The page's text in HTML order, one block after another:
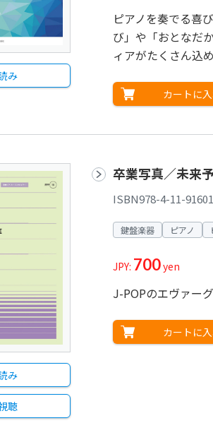
み
ピアノを奏でる喜
び」や「おとなだ
ィアがたくさん込
カートに
み
聴
卒業写真／未来
ISBN978-4-11-
鍵盤楽器 ピアノ
JPY: 700yen
J-POPのエヴァー
カートに